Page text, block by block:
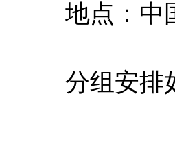
地点：中
分组安排